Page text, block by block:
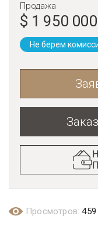
Продажа
$ 1 950 000
Не берем
Просмотров:459